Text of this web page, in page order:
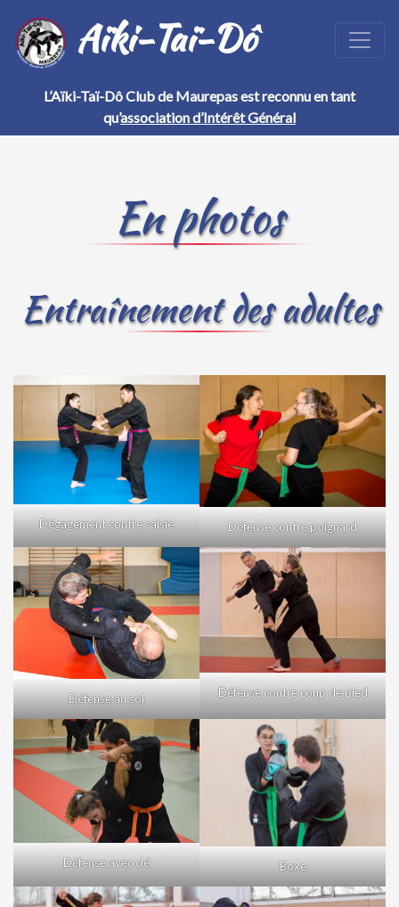
Aïki-Taï-Dô
L’Aïki-Taï-Dô Club de Maurepas est reconnu en tant
qu’association d’Intérêt Général
En photos
Entraînement des adultes
Dégagement contre saisie Défense contre poignard
Défense au sol Défense contre coup de pied
Défense avec clé Boxe